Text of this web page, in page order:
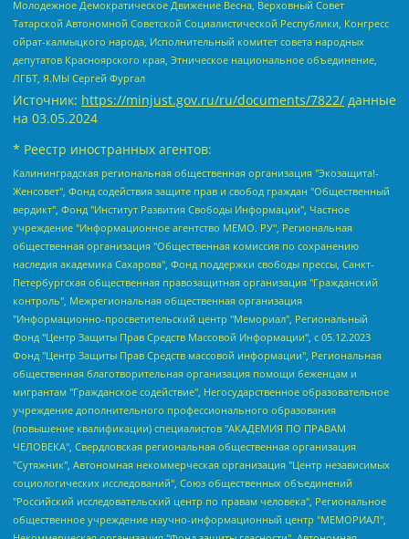
Молодежное Демократическое Движение Весна, Верховный Совет
Татарской Автономной Советской Социалистической Республики, Конгресс
ойрат-калмыцкого народа, Исполнительный комитет совета народных
депутатов Красноярского края, Этническое национальное объединение,
ЛГБТ, Я.МЫ Сергей Фургал
Источник: https://minjust.gov.ru/ru/documents/7822/ данные
на 03.05.2024
* Реестр иностранных агентов:
Калининградская региональная общественная организация "Экозащита!-Женсовет", Фонд содействия защите прав и свобод граждан "Общественный вердикт", Фонд "Институт Развития Свободы Информации", Частное учреждение "Информационное агентство МЕМО. РУ", Региональная общественная организация "Общественная комиссия по сохранению наследия академика Сахарова", Фонд поддержки свободы прессы, Санкт-Петербургская общественная правозащитная организация "Гражданский контроль", Межрегиональная общественная организация "Информационно-просветительский центр "Мемориал", Региональный Фонд "Центр Защиты Прав Средств Массовой Информации", с 05.12.2023 Фонд "Центр Защиты Прав Средств массовой информации", Региональная общественная благотворительная организация помощи беженцам и мигрантам "Гражданское содействие", Негосударственное образовательное учреждение дополнительного профессионального образования (повышение квалификации) специалистов "АКАДЕМИЯ ПО ПРАВАМ ЧЕЛОВЕКА", Свердловская региональная общественная организация "Сутяжник", Автономная некоммерческая организация "Центр независимых социологических исследований", Союз общественных объединений "Российский исследовательский центр по правам человека", Региональное общественное учреждение научно-информационный центр "МЕМОРИАЛ", Некоммерческая организация "Фонд защиты гласности", Автономная некоммерческая организация "Институт прав человека", Городская общественная организация "Екатеринбургское общество "МЕМОРИАЛ", Городская общественная организация "Рязанское историко-просветительское и правозащитное общество "Мемориал" (Рязанский Мемориал), Челябинский региональный орган общественной самодеятельности – женское общественное объединение "Женщины Евразии", Челябинский региональный орган общественной самодеятельности "Уральская правозащитная группа", Фонд содействия защите здоровья и социальной справедливости имени Андрея Рылькова, Автономная Некоммерческая Организация "Аналитический Центр Юрия Левады", Автономная некоммерческая организация социальной поддержки населения "Проект Апрель", Региональная общественная организация помощи женщинам и детям, находящимся в кризисной ситуации "Информационно-методический центр "Анна", Фонд содействия развитию массовых коммуникаций и правовому просвещению "Так-так-Так", Фонд содействия устойчивому развитию "Серебряная тайга", Свердловский региональный общественный фонд социальных проектов "Новое время", "Idel.Реалии", Кавказ.Реалии, Крым.Реалии, Телеканал Настоящее Время, Татаро-башкирская служба Радио Свобода (Azatliq Radiosi), Радио Свободная Европа/Радио Свобода (PCE/PC), "Сибирь.Реалии", "Фактограф", Благотворительный фонд помощи осужденным и их семьям, Автономная некоммерческая организация "Институт глобализации и социальных движений", Фонд "В защиту прав заключенных", Частное учреждение "Центр поддержки и содействия развитию средств массовой информации", Пензенский региональный общественный благотворительный фонд "Гражданский союз", "Север.Реалии", Некоммерческая организация Фонд "Правовая инициатива", Общество с ограниченной ответственностью "Радио Свободная Европа/Радио Свобода", Чешское информационное агентство "MEDIUM-ORIENT", Красноярская региональная общественная организация "Мы против СПИДа", Камалягин Денис Николаевич, Маркелов Сергей Евгеньевич, Пономарев Лев Александрович, Савицкая Людмила Алексеевна, Автономная некоммерческая организация "Центр по работе с проблемой насилия "НАСИЛИЮ.НЕТ", Межрегиональный профессиональный союз работников здравоохранения "Альянс врачей", Юридическое лицо, зарегистрированное в Латвийской Республике, SIA "Medusa Project" (регистрационный номер 40103797863, дата регистрации 10.06.2014), Некоммерческая организация "Фонд по борьбе с коррупцией", Автономная некоммерческая организация "Институт права и публичной политики", Баданин Роман Сергеевич, Гликин Максим Александрович, Железнова Мария Михайловна, Лукьянова Юлия Сергеевна, Маетная Елизавета Витальевна, Маняхин Петр Борисович, Чуракова Ольга Владимировна, Ярош Юлия Петровна, Юридическое лицо "The Insider SIA", зарегистрированное в Риге, Латвийская Республика (дата регистрации 26.06.2015), являющееся администратором доменного имени интернет-издания "The Insider SIA", https://theins.ru, Постернак Алексей Евгеньевич, Рубин Михаил Аркадьевич, Анин Роман Александрович, Юридическое лицо Istories fonds, зарегистрированное в Латвийской Республике (регистрационный номер 50008295751, дата регистрации 24.02.2020), Великовский Дмитрий Александрович, Долинина Ирина Николаевна, Мароховская Алеся Алексеевна, Шлейнов Роман Юрьевич, Шмагун Олеся Валентиновна, Общество с ограниченной ответственностью "Альтаир 2021", Общество с ограниченной ответственностью "Вега 2021", Общество с ограниченной ответственностью "Главный редактор 2021", Общество с ограниченной ответственностью "Ромашки монолит", Важенков Артем Валерьевич, Ивановская областная общественная организация "Центр гендерных исследований", Гурман Юрий Альбертович, Медиапроект "ОВД-Инфо", Егоров Владимир Владимирович, Жилинский Владимир Александрович, Общество с ограниченной ответственностью "ЗП", Иванова София Юрьевна, Карезина Инна Павловна, Кильтау Екатерина Викторовна, Петров Алексей Викторович, Пискунов Сергей Евгеньевич, Смирнов Сергей Сергеевич, Тихонов Михаил Сергеевич, Общество с ограниченной ответственностью "ЖУРНАЛИСТ-ИНОСТРАННЫЙ АГЕНТ", Арапова Галина Юрьевна, Вольтская Татьяна Анатольевна, Американская компания "Mason G.E.S. Anonymous Foundation" (США), являющаяся владельцем интернет-издания https://mnews.world/, Компания "Stichting Bellingcat", зарегистрированная в Нидерландах (дата регистрации 11.07.2018), Захаров Андрей Вячеславович, Клепиковская Екатерина Дмитриевна, Общество с ограниченной ответственностью "МЕМО", Перл Роман Александрович, Симонов Евгений Алексеевич, Соловьева Елена Анатольевна, Сотников Даниил Владимирович, Сурначева Елизавета Дмитриевна, Автономная некоммерческая организация по защите прав человека и информированию населения "Якутия – Наше Мнение", Общество с ограниченной ответственностью "Москоу диджитал медиа", с 26.01.2023 Общество с ограниченной ответственностью "Чайка Белые сады", Ветошкина Валерия Валерьевна, Заговора Максим Александрович, Межрегиональное общественное движение "Российская ЛГБТ - сеть", Оленичев Максим Владимирович, Павлов Иван Юрьевич, Скворцова Елена Сергеевна, Общество с ограниченной ответственностью "Как бы инагент", Кочетков Игорь Викторович, Общество с ограниченной ответственностью "Честные выборы", Еланчик Олег Александрович, Общество с ограниченной ответственностью "Нобелевский призыв", Гималова Регина Эмилевна, Григорьев Андрей Валерьевич, Григорьева Алина Александровна, Ассоциация по содействию защите прав призывников, альтернативнослужащих и военнослужащих "Правозащитная группа "Гражданин.Армия.Право", Хисамова Регина Фаритовна, Автономная некоммерческая организация по реализации социально-правовых программ "Лилит", Дальневосточное общественное движение "Маяк", Санкт-Петербургская ЛГБТ-инициативная группа "Выход", Инициативная группа ЛГБТ+ "Реверс", Алексеев Андрей Викторович, Бекбулатова Таисия Львовна, Беляев Иван Михайлович, Владыкина Елена Сергеевна, Гельман Марат Александрович, Никульшина Вероника Юрьевна, Толоконникова Надежда Андреевна, Шендерович Виктор Анатольевич, Общество с ограниченной ответственностью "Данное сообщение", Общество с ограниченной ответственностью Издательский дом "Новая глава", Айнбиндер Александра Александровна, Московский комьюнити-центр для ЛГБТ+инициатив, Благотворительный фонд развития филантропии, Deutsche Welle (Германия, Kurt-Schumacher-Strasse 3, 53113 Bonn), Борзунова Мария Михайловна, Воробьев Виктор Викторович, Голубева Анна Львовна, Константинова Алла Михайловна, Малкова Ирина Владимировна, Мурадов Мурад Абдулгалимович, Осетинская Елизавета Николаевна, Понасенков Евгений Николаевич, Ганапольский Матвей Юрьевич, Киселев Евгений Алексеевич, Борухович Ирина Григорьевна, Дремин Иван Тимофеевич, Дубровский Дмитрий Викторович, Красноярская региональная общественная организация поддержки и развития альтернативных образовательных технологий и межкультурных коммуникаций "ИНТЕРРА", Маяковская Екатерина Алексеевна, Фейгин Марк Захарович, Филимонов Андрей Викторович, Дзугкоева Регина Николаевна, Доброхотов Роман Александрович, Дудь Юрий Александрович, Елкин Сергей Владимирович, Кругликов Кирилл Игоревич, Сабунаева Мария Леонидовна, Семенов Алексей Владимирович, Шаинян Карен Багратович, Шульман Екатерина Михайловна, Асафьев Артур Валерьевич, Вахштайн Виктор Семенович, Венедиктов Алексей Алексеевич, Лушникова Екатерина Евгеньевна, Волков Леонид Михайлович, Невзоров Александр Глебович, Пархоменко Сергей Борисович, Сироткин Ярослав Николаевич, Кара-Мурза Владимир Владимирович, Баранова Наталья Владимировна, Гозман Леонид Яковлевич, Кагарлицкий Борис Юльевич, Климарев Михаил Валерьевич, Милов Владимир Станиславович, Автономная некоммерческая организация Краснодарский центр современного искусства "Типография", Моргенштерн Алишер Тагирович, Соболь Любовь Эдуардовна, Общество с ограниченной ответственностью "ЛИЗА НОРМ", Каспаров Гарри Кимович, Ходорковский Михаил Борисович, Общество с ограниченной ответственностью "Апрельские тезисы", Данилович Ирина Брониславовна, Кашин Олег Владимирович, Петров Николай Владимирович, Пивоваров Алексей Владимирович, Соколов Михаил Владимирович, Цветкова Юлия Владимировна, Чичваркин Евгений Александрович, Комитет против пыток/Команда против пыток, Общество с ограниченной ответственностью "Первый научный", Общество с ограниченной ответственностью "Вертолет и ко", Белоцерковская Вероника Борисовна, Кац Максим Евгеньевич, Лазарева Татьяна Юрьевна, Шаведдинов Руслан Табризович, Яшин Илья Валерьевич, Общество с ограниченной ответственностью "Иноагент ААВ", Алешковский Дмитрий Петрович, Альбац Евгения Марковна, Быков Дмитрий Львович, Галямина Юлия Евгеньевна, Лойко Сергей Леонидович, Мартынов Кирилл Константинович, Медведев Сергей Александрович, Крашенинников Федор Геннадиевич, Гордеева Катерина Вл